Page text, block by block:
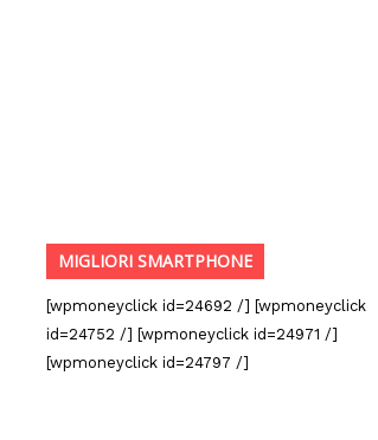
MIGLIORI SMARTPHONE
[wpmoneyclick id=24692 /] [wpmoneyclick
id=24752 /] [wpmoneyclick id=24971 /]
[wpmoneyclick id=24797 /]